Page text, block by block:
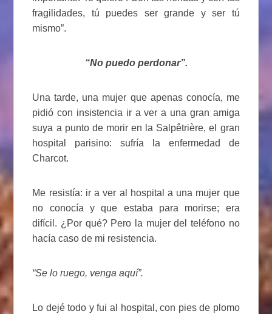
fragilidades, tú puedes ser grande y ser tú
mismo”.
“No puedo perdonar”.
Una tarde, una mujer que apenas conocía, me
pidió con insistencia ir a ver a una gran amiga
suya a punto de morir en la Salpêtrière, el gran
hospital parisino: sufría la enfermedad de
Charcot.
Me resistía: ir a ver al hospital a una mujer que
no conocía y que estaba para morirse; era
difícil. ¿Por qué? Pero la mujer del teléfono no
hacía caso de mi resistencia.
“Se lo ruego, venga aquí”.
Lo dejé todo y fui al hospital, con pies de plomo